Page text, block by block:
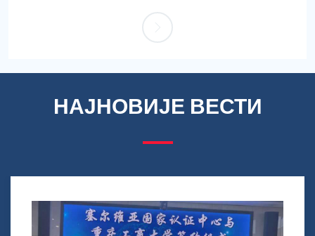
НАЈНОВИЈЕ ВЕСТИ